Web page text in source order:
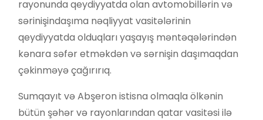
rayonunda qeydiyyatda olan avtomobillərin və
sərinişindaşıma nəqliyyat vasitələrinin
qeydiyyatda olduqları yaşayış məntəqələrindən
kənara səfər etməkdən və sərnişin daşımaqdan
çəkinməyə çağırırıq.
Sumqayıt və Abşeron istisna olmaqla ölkənin
bütün şəhər və rayonlarından qatar vasitəsi ilə